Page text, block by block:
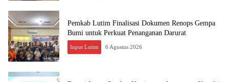
Pemkab Lutim Finalisasi Dokumen Renops Gempa
Bumi untuk Perkuat Penanganan Darurat
Input Lutim 6 Agustus 2026